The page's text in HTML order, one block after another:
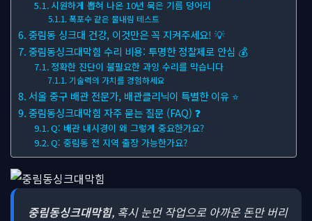
시원하게 뽑혀 나온 10년 묵은 기름 덩어리
폭포수 같은 물내림 테스트
중림동 싱크대 건강, 이것만은 꼭 지켜주세요! 💡
중림동싱크대막힘 수리 비용: 투명한 정찰제로 안심 💰
정확한 진단이 불필요한 과잉 수리를 막습니다
기술력의 가치를 경험하세요
서울 중구 배관 전문가, 배관클리닉이 특별한 이유 ⭐
중림동싱크대막힘 자주 묻는 질문 (FAQ) ❓
Q: 배관 내시경이 왜 그렇게 중요한가요?
Q: 중림동 전 지역 출장 가능한가요?
중림동싱크대막힘, 혹시 눈먼 작업으로 아까운 돈만 버리